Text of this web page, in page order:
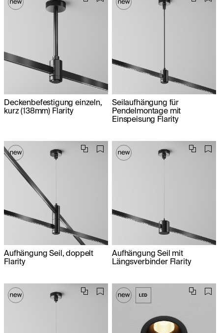
Deckenbefestigung einzeln,
kurz (138mm) Flarity
Seilaufhängung für
Pendelmontage mit
Einspeisung Flarity
Aufhängung Seil, doppelt
Flarity
Aufhängung Seil mit
Längsverbinder Flarity